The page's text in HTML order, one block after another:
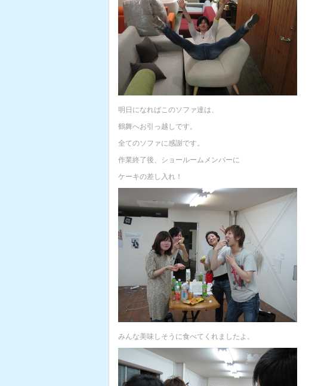
明日になればこのソファ達は、
鶴舞へお引っ越しです。
全てのソファに感謝です。
作業終了後、ショールームメンバーに
ケーキの差し入れ！
みんな美味しそうに食べてくれましたよ。